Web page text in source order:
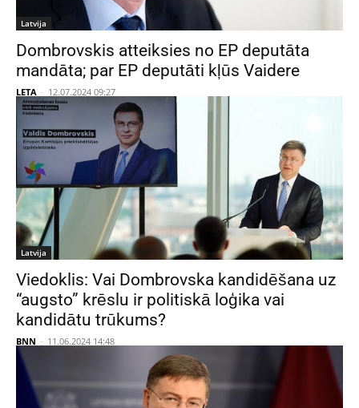
Latvija
Dombrovskis atteiksies no EP deputāta
mandāta; par EP deputāti kļūs Vaidere
LETA - 12.07.2024 09:27
Latvija
Viedoklis: Vai Dombrovska kandidēšana uz
“augsto” krēslu ir politiskā loģika vai
kandidātu trūkums?
BNN - 11.06.2024 14:48